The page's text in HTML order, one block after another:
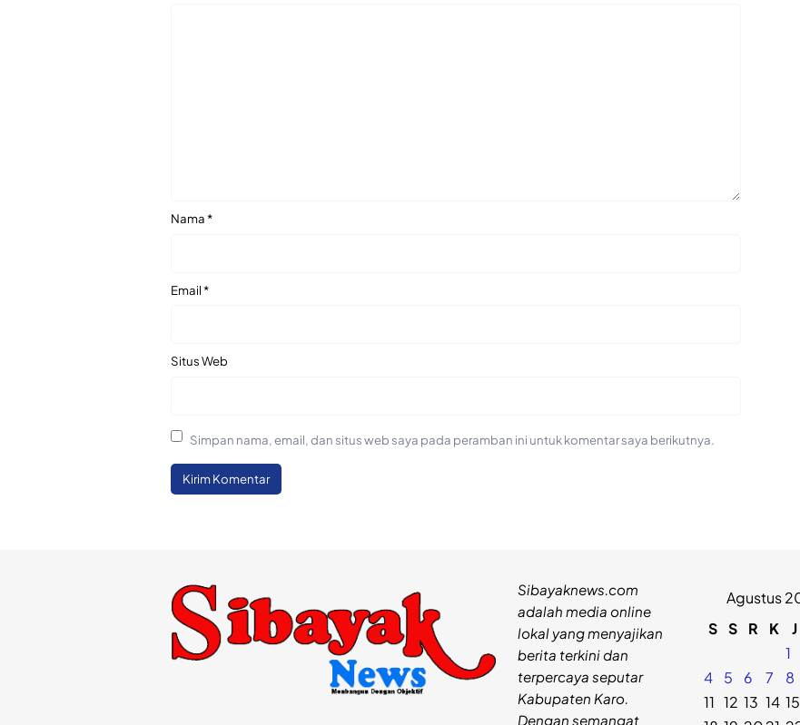
Nama*
Email*
Situs Web
Simpan nama, email, dan situs web saya pada peramban ini untuk komentar saya berikutnya.
Sibayaknews.com
adalah media online
lokal yang menyajikan
berita terkini dan
terpercaya seputar
Kabupaten Karo.
Dengan semangat
Agustus
S S R K J
1
4
5 6 7 8
11 12 13 14 15